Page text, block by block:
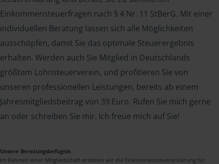
Einkommensteuerfragen nach § 4 Nr. 11 StBerG. Mit einer
individuellen Beratung lassen sich alle Möglichkeiten
ausschöpfen, damit Sie das optimale Steuerergebnis
erhalten. Werden auch Sie Mitglied in Deutschlands
größtem Lohnsteuerverein, und profitieren Sie von
unseren professionellen Leistungen, bereits ab einem
Jahresmitgliedsbeitrag von 39 Euro. Rufen Sie mich gerne
an oder schreiben Sie mir. Ich freue mich auf Sie!
Unsere Beratungsbefugnis
Im Rahmen einer Mitgliedschaft erstellen wir die Einkommensteuererklärung für